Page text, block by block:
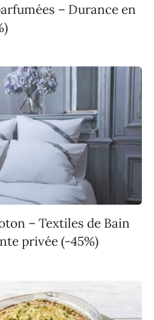
– Durance en
– Textiles de Bain
privée (-45%)